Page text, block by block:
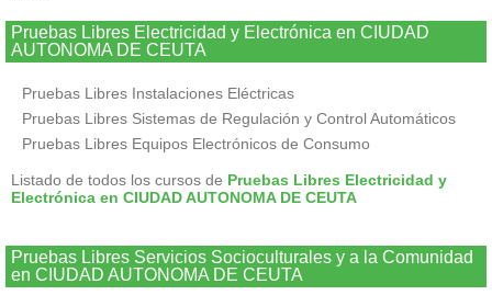
Pruebas Libres Electricidad y Electrónica en CIUDAD
AUTONOMA DE CEUTA
Pruebas Libres Instalaciones Eléctricas
Pruebas Libres Sistemas de Regulación y Control Automáticos
Pruebas Libres Equipos Electrónicos de Consumo
Listado de todos los cursos de Pruebas Libres Electricidad y
Electrónica en CIUDAD AUTONOMA DE CEUTA
Pruebas Libres Servicios Socioculturales y a la Comunidad
en CIUDAD AUTONOMA DE CEUTA